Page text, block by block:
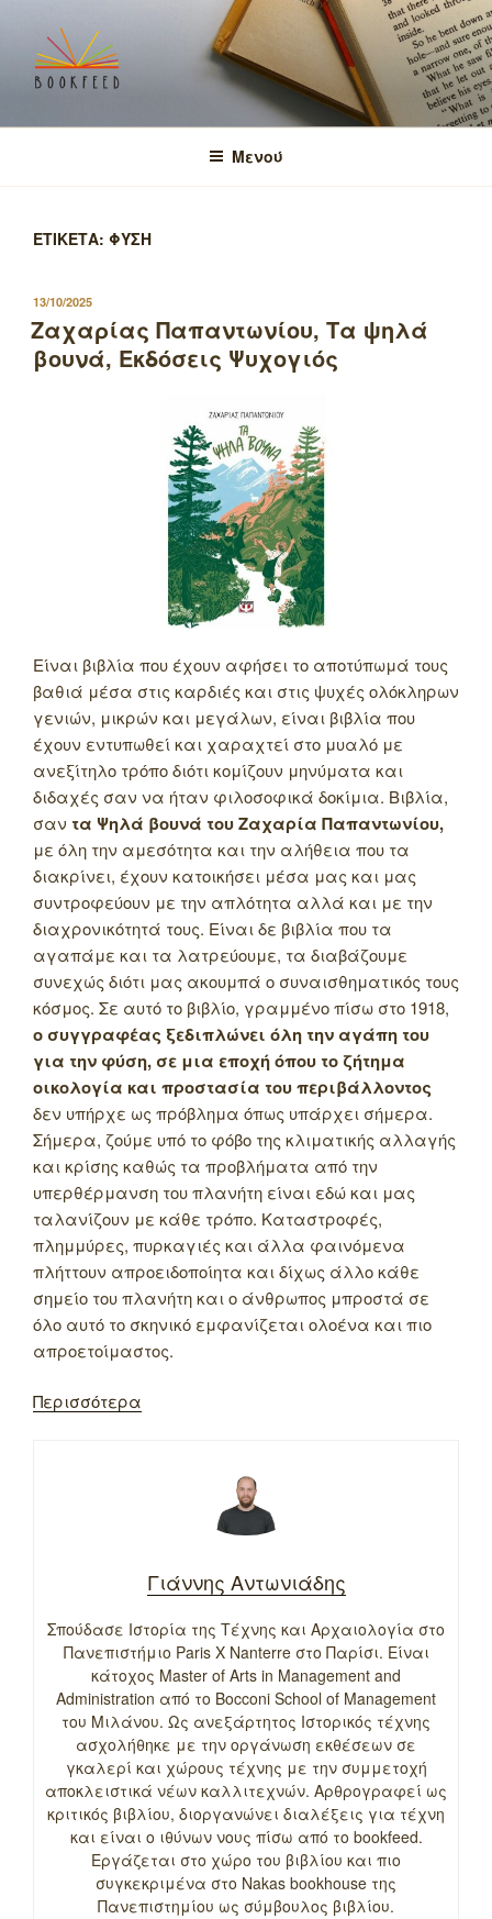
περιεχόμενο
BOOKFEED
μοιραζόμαστε την αγάπη για τα βιβλία και τη γνώση!
Μενού
ΕΤΙΚΕΤΑ: ΦΥΣΗ
ΔΗΜΟΣΙΕΥΤΗΚΕ
ΣΤΙΣ
13/10/2025
Ζαχαρίας Παπαντωνίου, Τα ψηλά
βουνά, Εκδόσεις Ψυχογιός
Είναι βιβλία που έχουν αφήσει το αποτύπωμά τους
βαθιά μέσα στις καρδιές και στις ψυχές ολόκληρων
γενιών, μικρών και μεγάλων, είναι βιβλία που
έχουν εντυπωθεί και χαραχτεί στο μυαλό με
ανεξίτηλο τρόπο διότι κομίζουν μηνύματα και
διδαχές σαν να ήταν φιλοσοφικά δοκίμια. Βιβλία,
σαν τα Ψηλά βουνά του Ζαχαρία Παπαντωνίου,
με όλη την αμεσότητα και την αλήθεια που τα
διακρίνει, έχουν κατοικήσει μέσα μας και μας
συντροφεύουν με την απλότητα αλλά και με την
διαχρονικότητά τους. Είναι δε βιβλία που τα
αγαπάμε και τα λατρεύουμε, τα διαβάζουμε
συνεχώς διότι μας ακουμπά ο συναισθηματικός τους
κόσμος. Σε αυτό το βιβλίο, γραμμένο πίσω στο 1918,
ο συγγραφέας ξεδιπλώνει όλη την αγάπη του
για την φύση, σε μια εποχή όπου το ζήτημα
οικολογία και προστασία του περιβάλλοντος
δεν υπήρχε ως πρόβλημα όπως υπάρχει σήμερα.
Σήμερα, ζούμε υπό το φόβο της κλιματικής αλλαγής
και κρίσης καθώς τα προβλήματα από την
υπερθέρμανση του πλανήτη είναι εδώ και μας
ταλανίζουν με κάθε τρόπο. Καταστροφές,
πλημμύρες, πυρκαγιές και άλλα φαινόμενα
πλήττουν απροειδοποίητα και δίχως άλλο κάθε
σημείο του πλανήτη και ο άνθρωπος μπροστά σε
όλο αυτό το σκηνικό εμφανίζεται ολοένα και πιο
απροετοίμαστος.
Περισσότερα
Γιάννης Αντωνιάδης
Σπούδασε Ιστορία της Τέχνης και Αρχαιολογία στο
Πανεπιστήμιο Paris X Nanterre στο Παρίσι. Είναι
κάτοχος Master of Arts in Management and
Administration από το Bocconi School of Management
του Μιλάνου. Ως ανεξάρτητος Ιστορικός τέχνης
ασχολήθηκε με την οργάνωση εκθέσεων σε
γκαλερί και χώρους τέχνης με την συμμετοχή
αποκλειστικά νέων καλλιτεχνών. Αρθρογραφεί ως
κριτικός βιβλίου, διοργανώνει διαλέξεις για τέχνη
και είναι ο ιθύνων νους πίσω από το bookfeed.
Εργάζεται στο χώρο του βιβλίου και πιο
συγκεκριμένα στο Nakas bookhouse της
Πανεπιστημίου ως σύμβουλος βιβλίου.